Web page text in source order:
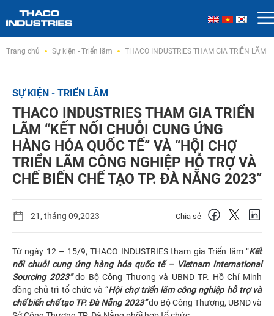
Trang chủ Sự kiện - Triển lãm THACO INDUSTRIES THAM GIA TRIỂN LÃM
SỰ KIỆN - TRIỂN LÃM
THACO INDUSTRIES THAM GIA TRIỂN
LÃM “KẾT NỐI CHUỖI CUNG ỨNG
HÀNG HÓA QUỐC TẾ” VÀ “HỘI CHỢ
TRIỂN LÃM CÔNG NGHIỆP HỖ TRỢ VÀ
CHẾ BIẾN CHẾ TẠO TP. ĐÀ NẴNG 2023”
21, tháng 09,2023 Chia sẻ
Từ ngày 12 – 15/9, THACO INDUSTRIES tham gia Triển lãm “Kết
nối chuỗi cung ứng hàng hóa quốc tế – Vietnam International
Sourcing 2023”do Bộ Công Thương và UBND TP. Hồ Chí Minh
đồng chủ trì tổ chức và “Hội chợ triển lãm công nghiệp hỗ trợ và
chế biến chế tạo TP. Đà Nẵng 2023”do Bộ Công Thương, UBND và